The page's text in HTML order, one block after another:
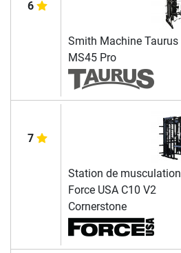
6
Smith Machine Taurus
MS45 Pro
7
Station de musculation
Force USA C10 V2
Cornerstone